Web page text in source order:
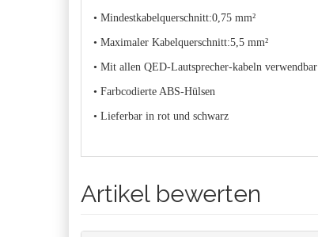
• Mindestkabelquerschnitt:0,75 mm²
• Maximaler Kabelquerschnitt:5,5 mm²
• Mit allen QED-Lautsprecher-kabeln verwendbar
• Farbcodierte ABS-Hülsen
• Lieferbar in rot und schwarz
Artikel bewerten